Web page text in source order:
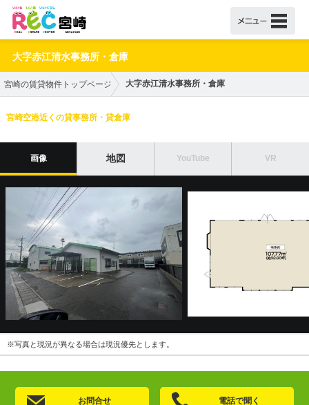
大字赤江清水事務所・倉庫
宮崎の賃貸物件トップページ 大字赤江清水事務所・倉庫
宮崎空港近くの貸事務所・貸倉庫
画像 地図 YouTube VR
※写真と現況が異なる場合は現況優先とします。
お問合せ 電話で聞く